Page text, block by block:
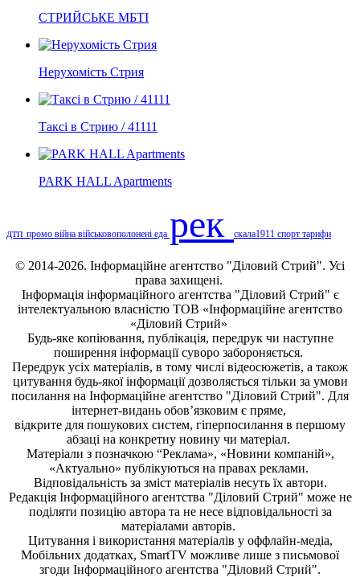
СТРИЙСЬКЕ МБТІ
Нерухомість Стрия
Таксі в Стрию / 41111
PARK HALL Apartments
дтп промо війна військовополонені еда рек скала1911 спорт тарифи
© 2014-2026. Інформаційне агентство "Діловий Стрий". Усі
права захищені.
Інформація інформаційного агентства "Діловий Стрий" є
інтелектуальною власністю ТОВ «Інформаційне агентство
«Діловий Стрий»
Будь-яке копiювання, публiкацiя, передрук чи наступне
поширення iнформацiї суворо забороняється.
Передрук усіх матеріалів, в тому числі відеосюжетів, а також
цитування будь-якої інформації дозволяється тільки за умови
посилання на Інформаційне агентство "Діловий Стрий". Для
інтернет-видань обов’язковим є пряме,
відкрите для пошукових систем, гіперпосилання в першому
абзаці на конкретну новину чи матеріал.
Матеріали з позначкою “Реклама», «Новини компаній»,
«Актуально» публікуються на правах реклами.
Відповідальність за зміст матеріалів несуть їх автори.
Редакція Інформаційного агентства "Діловий Стрий" може не
поділяти позицію автора та не несе відповідальності за
матеріалами авторів.
Цитування і використання матеріалів у оффлайн-медіа,
Мобільних додатках, SmartTV можливе лише з письмової
згоди Інформаційного агентства "Діловий Стрий".